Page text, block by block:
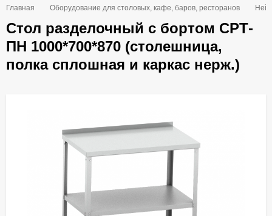
Главная Оборудование для столовых, кафе, баров, ресторанов
Стол разделочный с бортом СРТ-
ПН 1000*700*870 (столешница,
полка сплошная и каркас нерж.)